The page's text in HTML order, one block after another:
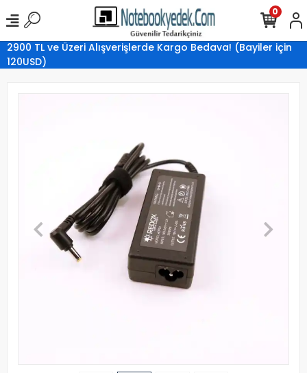
2900 TL ve Üzeri Alışverişlerde Kargo Bedava! (Bayiler için
120USD)
0